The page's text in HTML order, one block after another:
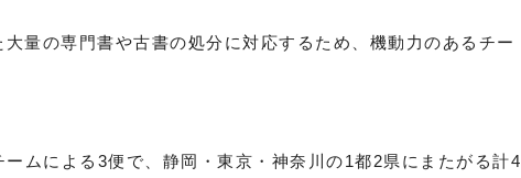
量の専門書や古書の処分に対応するため、機動力のあるチー
ムによる3便で、静岡・東京・神奈川の1都2県にまたがる計4